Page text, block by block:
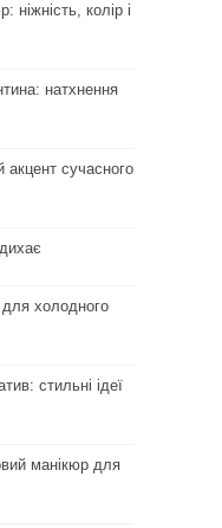
ніжність, колір і
натхнення
сучасного
для холодного
стильні ідеї
манікюр для